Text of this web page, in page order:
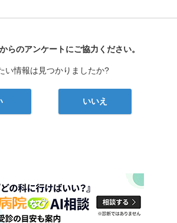
病院なび
からのアンケートにご協力ください。
い情報は見つかりましたか?
いいえ